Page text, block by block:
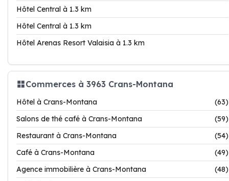
Hôtel Central à 1.3 km
Hôtel Central à 1.3 km
Hôtel Arenas Resort Valaisia à 1.3 km
Commerces à 3963 Crans-Montana
Hôtel à Crans-Montana
(63)
Salons de thé café à Crans-Montana
(59)
Restaurant à Crans-Montana
(54)
Café à Crans-Montana
(49)
Agence immobilière à Crans-Montana
(48)